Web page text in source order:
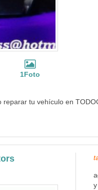
1Foto
reparar tu vehículo en